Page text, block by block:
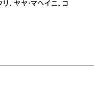
、ヤヤ・マヘイニ、コ